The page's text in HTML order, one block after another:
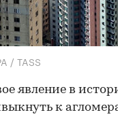
/ TASS
явление в
к